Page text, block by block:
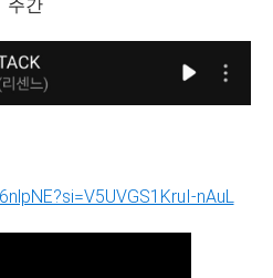
주간
nAuL